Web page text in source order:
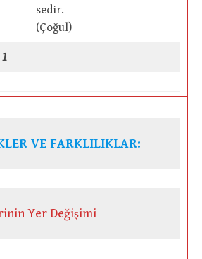
sedir.
(Çoğul)
1
VE FARKLILIKLAR:
Yer Değişimi